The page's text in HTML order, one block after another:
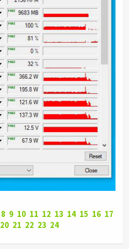
8 9 10 11 12 13 14 15 16 17
20 21 22 23 24